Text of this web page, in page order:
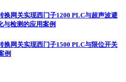
换网关实现西门子1200 PLC与超声波避
与检测的应用案例
换网关实现西门子1500 PLC与限位开关
例